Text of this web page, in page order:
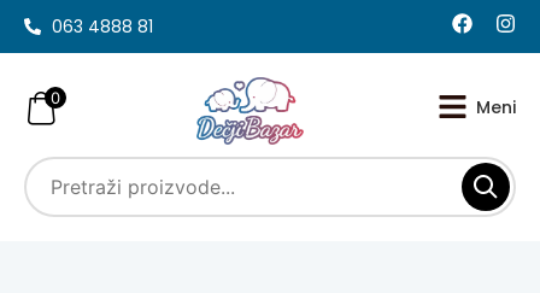
063 4888 81
0